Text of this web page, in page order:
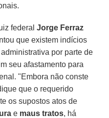
federalJorge Ferraz
que existem indícios
por parte de
seu afastamento para
"Embora não conste
que o requerido
os supostos atos de
e maus tratos, há